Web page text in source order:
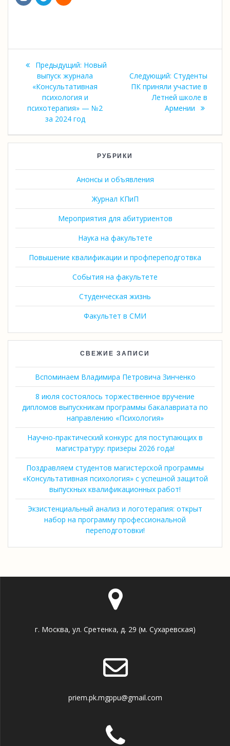
Навигация
записям
Предыдущий: Предыдущая
запись:
Новый
выпуск журнала
«Консультативная
психология и
психотерапия» — №2
за 2024 год
Следующий: Следующая
запись:
Студенты
ПК приняли участие в
Летней школе в
Армении
РУБРИКИ
Анонсы и объявления
Журнал КПиП
Мероприятия для абитуриентов
Наука на факультете
Повышение квалификации и профпереподготвка
События на факультете
Студенческая жизнь
Факультет в СМИ
СВЕЖИЕ ЗАПИСИ
Вспоминаем Владимира Петровича Зинченко
8 июля состоялось торжественное вручение
дипломов выпускникам программы бакалавриата по
направлению «Психология»
Научно-практический конкурс для поступающих в
магистратуру: призеры 2026 года!
Поздравляем студентов магистерской программы
«Консультативная психология» с успешной защитой
выпускных квалификационных работ!
Экзистенциальный анализ и логотерапия: открыт
набор на программу профессиональной
переподготовки!
г. Москва, ул. Сретенка, д. 29 (м. Сухаревская)
priem.pk.mgppu@gmail.com